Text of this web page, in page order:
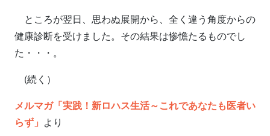
ところが翌日、思わぬ展開から、全く違う角度からの
健康診断を受けました。その結果は惨憺たるものでし
た・・・。
(続く）
メルマガ「実践！新ロハス生活～これであなたも医者い
らず」 より